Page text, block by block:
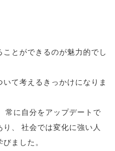
ことができるのが魅力的でし
て考えるきっかけになりま
常に自分をアップデートで
、
社会では変化に強い人
ました。